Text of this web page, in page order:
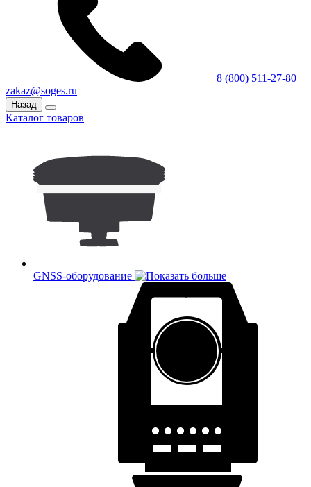
8 (800) 511-27-80
zakaz@soges.ru
Назад
Каталог товаров
GNSS-оборудование